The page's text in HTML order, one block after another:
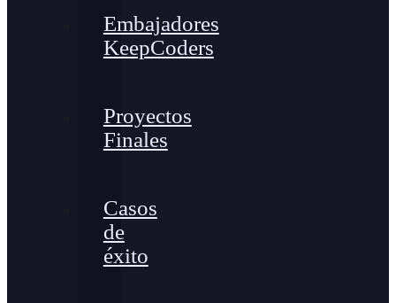
Embajadores
KeepCoders
Proyectos
Finales
Casos
de
éxito